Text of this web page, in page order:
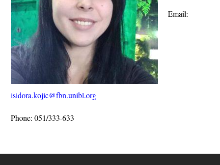
Email:
isidora.kojic@fbn.unibl.org
Phone: 051/333-633